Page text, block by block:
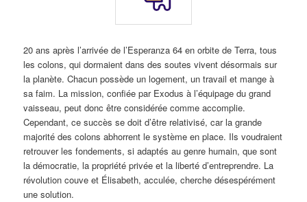
20 ans après l’arrivée de l’Esperanza 64 en orbite de Terra, tous
les colons, qui dormaient dans des soutes vivent désormais sur
la planète. Chacun possède un logement, un travail et mange à
sa faim. La mission, confiée par Exodus à l’équipage du grand
vaisseau, peut donc être considérée comme accomplie.
Cependant, ce succès se doit d’être relativisé, car la grande
majorité des colons abhorrent le système en place. Ils voudraient
retrouver les fondements, si adaptés au genre humain, que sont
la démocratie, la propriété privée et la liberté d’entreprendre. La
révolution couve et Élisabeth, acculée, cherche désespérément
une solution.